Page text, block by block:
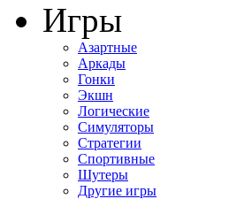
Игры
Азартные
Аркады
Гонки
Экшн
Логические
Симуляторы
Стратегии
Спортивные
Шутеры
Другие игры